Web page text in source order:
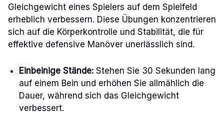
Gleichgewicht eines Spielers auf dem Spielfeld
erheblich verbessern. Diese Übungen konzentrieren
sich auf die Körperkontrolle und Stabilität, die für
effektive defensive Manöver unerlässlich sind.
Einbeinige Stände: Stehen Sie 30 Sekunden lang
auf einem Bein und erhöhen Sie allmählich die
Dauer, während sich das Gleichgewicht
verbessert.